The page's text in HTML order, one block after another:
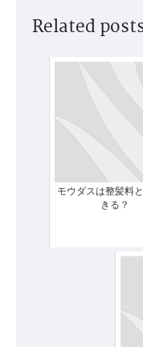
Related
モウダスは整髪料
きる？